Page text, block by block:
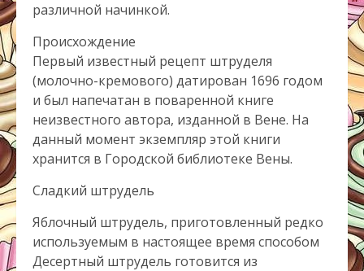
различной начинкой.
Происхождение
Первый известный рецепт штруделя
(молочно-кремового) датирован 1696 годом
и был напечатан в поваренной книге
неизвестного автора, изданной в Вене. На
данный момент экземпляр этой книги
хранится в Городской библиотеке Вены.
Сладкий штрудель
Яблочный штрудель, приготовленный редко
используемым в настоящее время способом
Десертный штрудель готовится из